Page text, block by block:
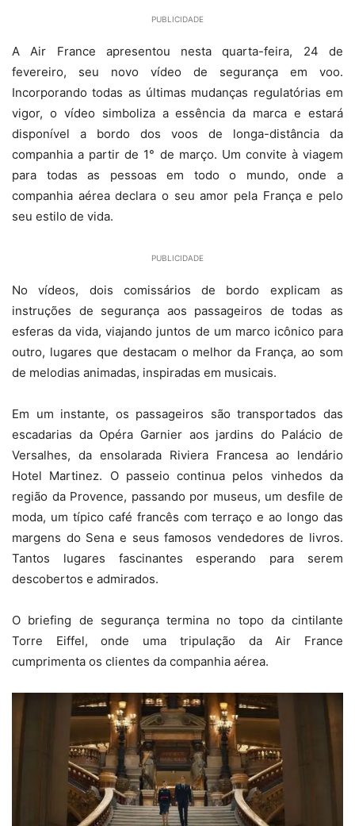
PUBLICIDADE
A Air France apresentou nesta quarta-feira, 24 de
fevereiro, seu novo vídeo de segurança em voo.
Incorporando todas as últimas mudanças regulatórias em
vigor, o vídeo simboliza a essência da marca e estará
disponível a bordo dos voos de longa-distância da
companhia a partir de 1° de março. Um convite à viagem
para todas as pessoas em todo o mundo, onde a
companhia aérea declara o seu amor pela França e pelo
seu estilo de vida.
PUBLICIDADE
No vídeos, dois comissários de bordo explicam as
instruções de segurança aos passageiros de todas as
esferas da vida, viajando juntos de um marco icônico para
outro, lugares que destacam o melhor da França, ao som
de melodias animadas, inspiradas em musicais.
Em um instante, os passageiros são transportados das
escadarias da Opéra Garnier aos jardins do Palácio de
Versalhes, da ensolarada Riviera Francesa ao lendário
Hotel Martinez. O passeio continua pelos vinhedos da
região da Provence, passando por museus, um desfile de
moda, um típico café francês com terraço e ao longo das
margens do Sena e seus famosos vendedores de livros.
Tantos lugares fascinantes esperando para serem
descobertos e admirados.
O briefing de segurança termina no topo da cintilante
Torre Eiffel, onde uma tripulação da Air France
cumprimenta os clientes da companhia aérea.